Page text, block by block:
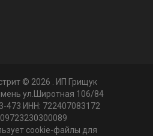
© 2026
. ИП Грищук
ул.Широтная 106/84
473 ИНН: 722407083172
cookie-файлы для